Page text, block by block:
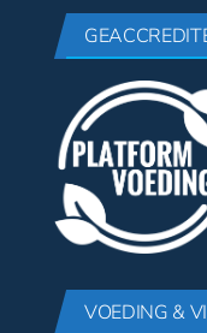
VOEDING &